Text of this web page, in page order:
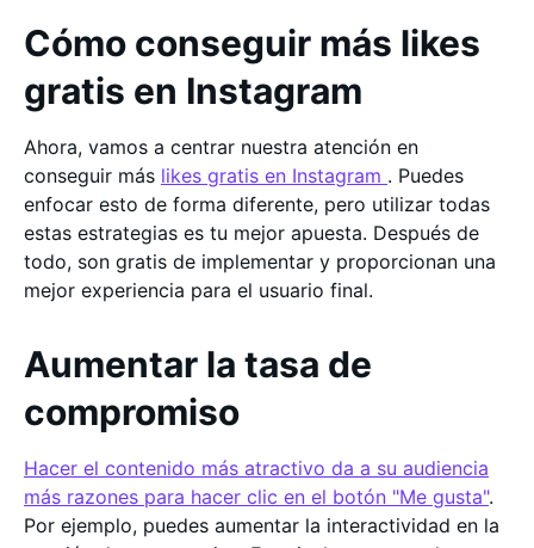
Cómo conseguir más likes
gratis en Instagram
Ahora, vamos a centrar nuestra atención en
conseguir más likes gratis en Instagram . Puedes
enfocar esto de forma diferente, pero utilizar todas
estas estrategias es tu mejor apuesta. Después de
todo, son gratis de implementar y proporcionan una
mejor experiencia para el usuario final.
Aumentar la tasa de
compromiso
Hacer el contenido más atractivo da a su audiencia
más razones para hacer clic en el botón "Me gusta".
Por ejemplo, puedes aumentar la interactividad en la